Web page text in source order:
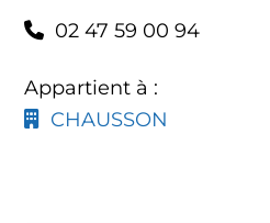
02 47 59 00 94
Appartient à :
CHAUSSON